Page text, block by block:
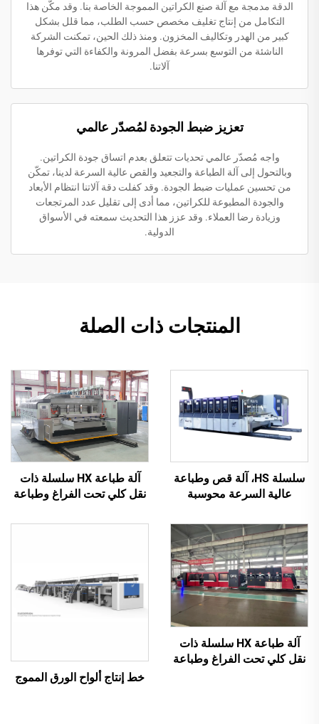
الدقة مدمجة مع آلة صنع الكراتين المموجة الخاصة بنا. وقد مكّن هذا
التكامل من إنتاج تغليف مخصص حسب الطلب، مما قلل بشكل
كبير من الهدر وتكاليف المخزون. ومنذ ذلك الحين، تمكنت الشركة
الناشئة من التوسع بسرعة بفضل المرونة والكفاءة التي توفرها
آلاتنا.
تعزيز ضبط الجودة لمُصدّر عالمي
واجه مُصدّر عالمي تحديات تتعلق بعدم اتساق جودة الكراتين.
وبالتحول إلى آلة الطباعة والتجعيد والقص عالية السرعة لدينا، تمكّن
من تحسين عمليات ضبط الجودة. وقد كفلت دقة آلاتنا انتظام الأبعاد
والجودة المطبوعة للكراتين، مما أدى إلى تقليل عدد المرتجعات
وزيادة رضا العملاء. وقد عزز هذا التحديث سمعته في الأسواق
الدولية.
المنتجات ذات الصلة
سلسلة HS، آلة قص وطباعة
عالية السرعة محوسبة
بالكامل (طباعة علوية بنقل
فراغي)
آلة طباعة HX سلسلة ذات
نقل كلي تحت الفراغ وطباعة
تحت الفراغ (نقل تحت الفراغ
آلة طباعة HX سلسلة ذات
نقل كلي تحت الفراغ وطباعة
خط إنتاج ألواح الورق المموج